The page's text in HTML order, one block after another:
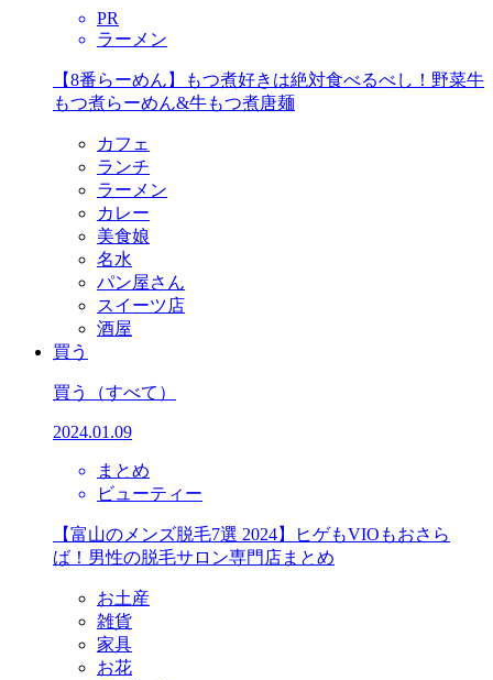
PR
ラーメン
【8番らーめん】もつ煮好きは絶対食べるべし！野菜牛
もつ煮らーめん&牛もつ煮唐麺
カフェ
ランチ
ラーメン
カレー
美食娘
名水
パン屋さん
スイーツ店
酒屋
買う
買う （すべて）
2024.01.09
まとめ
ビューティー
【富山のメンズ脱毛7選 2024】ヒゲもVIOもおさら
ば！男性の脱毛サロン専門店まとめ
お土産
雑貨
家具
お花